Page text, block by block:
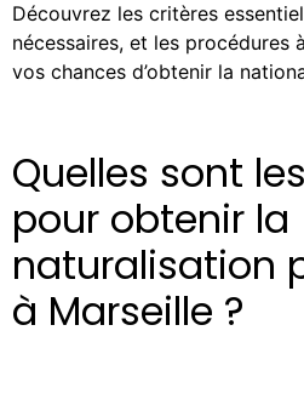
Découvrez les critères
nécessaires, et les procédures
vos chances d’obtenir la
Quelles sont
pour obtenir la
naturalisation
à Marseille ?